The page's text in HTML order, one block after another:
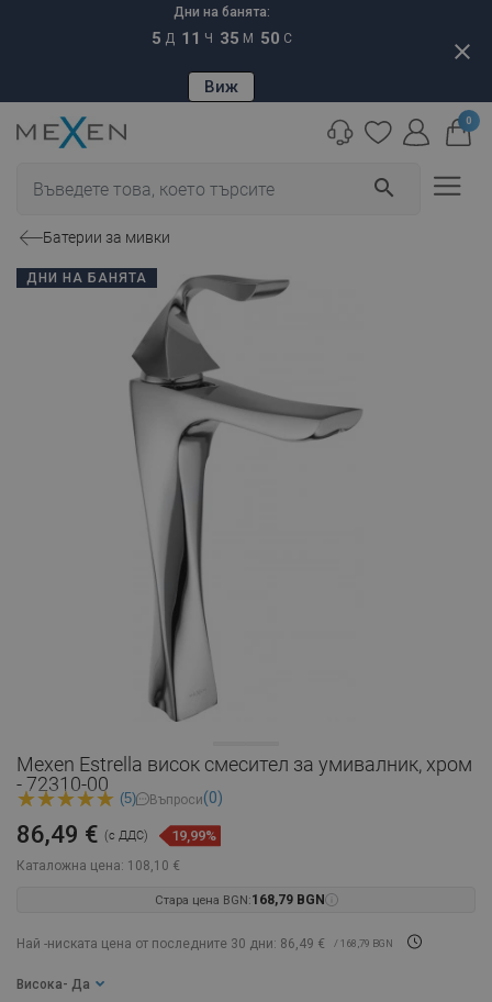
Дни на банята:
5 Д 11 Ч 35 М 49 С
Виж
close
search
0
Батерии за мивки
ДНИ НА БАНЯТА
Mexen Estrella висок смесител за умивалник, хром
- 72310-00
(5) Въпроси(0)
Каталожна цена: 108,10 €
86,49 € (с ДДС) 19,99%
Стара цена BGN:168,79 BGN
Най -ниската цена от последните 30 дни: 86,49 € / 168,79 BGN
Висока - Да